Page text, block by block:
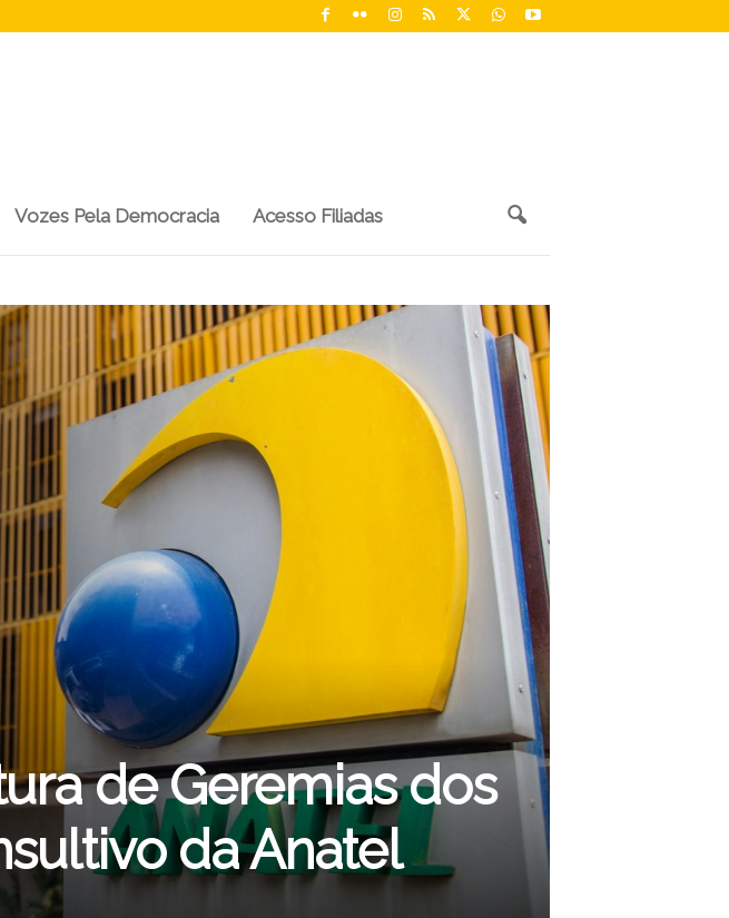
Vozes Pela Democracia Acesso Filiadas
de Geremias dos
da Anatel